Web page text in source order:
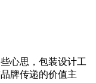
心思，包装设计工
牌传递的价值主